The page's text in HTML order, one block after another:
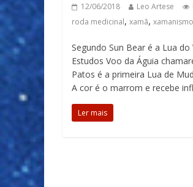
12/06/2018 Leo Artese
roda medicinal, xamã, xamanismo
Segundo Sun Bear é a Lua
Estudos Voo da Águia
Patos é a primeira Lua de
A cor é o marrom e recebe
Ler mais